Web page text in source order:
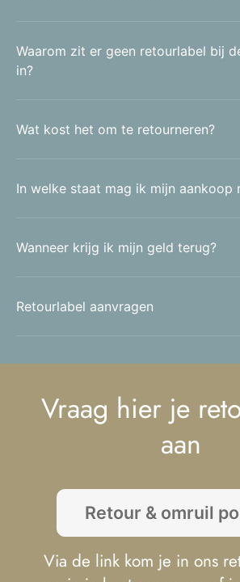
Waarom zit er geen retourlabel bij
in?
Wat kost het om te retourneren?
In welke staat mag ik mijn aankoop
Wanneer krijg ik mijn geld terug?
Retourlabel aanvragen
Vraag hier je
aan
Retour & omruil
Via de link kom je in ons